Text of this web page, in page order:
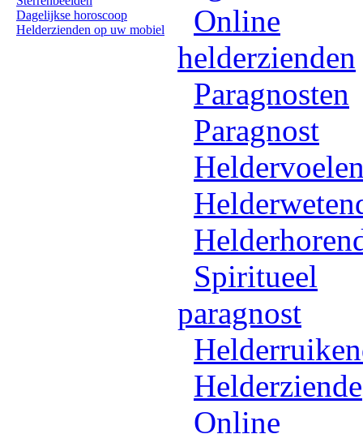
Dagelijkse horoscoop
Helderzienden op uw mobiel
Online
helderzienden
Paragnosten
Paragnost
Spiritueel
paragnost
Helderziende
Online